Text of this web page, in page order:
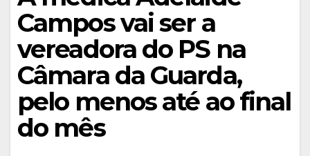
Campos vai ser a
vereadora do PS na
Câmara da Guarda,
pelo menos até ao final
do mês